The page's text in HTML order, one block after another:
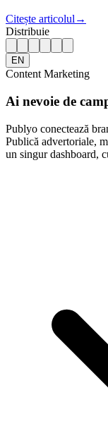
Citește articolul →
Distribuie
EN
Content Marketing
Ai nevoie de
Publyo conectează
Publică advertoriale,
un singur dashboard,